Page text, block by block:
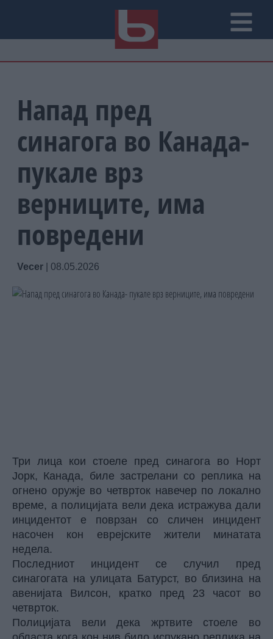
Напад пред
синагога во Канада-
пукале врз
верниците, има
повредени
Vecer 08.05.2026
Три лица кои стоеле пред синагога во Норт
Јорк, Канада, биле застрелани со реплика на
огнено оружје во четврток навечер по локално
време, а полицијата вели дека истражува дали
инцидентот е поврзан со сличен инцидент
насочен кон еврејските жители минатата
недела.
Последниот инцидент се случил пред
синагогата на улицата Батурст, во близина на
авенијата Вилсон, кратко пред 23 часот во
четврток.
Полицијата вели дека жртвите стоеле во